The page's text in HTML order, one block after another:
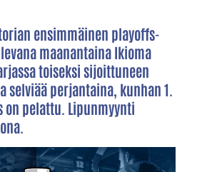
ensimmäinen playoffs-
maanantaina Ikioma
toiseksi sijoittuneen
selviää perjantaina, kunhan 1.
pelattu. Lipunmyynti